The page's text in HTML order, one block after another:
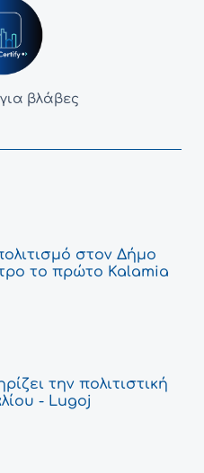
βλάβες
στον Δήμο
το πρώτο Kalamia
την πολιτιστική
- Lugoj